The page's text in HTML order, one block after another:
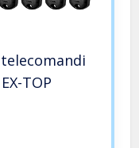
telecomandi
TOP